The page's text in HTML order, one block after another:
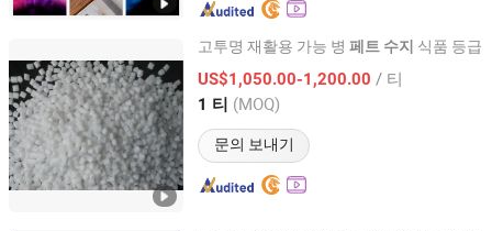
고투명 재활용 가능 병 페트 수지 식품 등급
US$1,050.00-1,200.00 / 티
1 티 (MOQ)
문의 보내기
Qingdao Ever Trust Biotech Co., Ltd.
Shandong, China 이후 2022